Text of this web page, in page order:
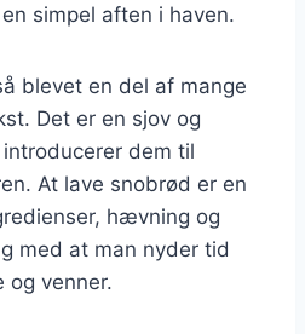
simpel aften i haven.
blevet en del af mange
Det er en sjov og
dem til
At lave snobrød er en
hævning og
med at man nyder tid
og venner.